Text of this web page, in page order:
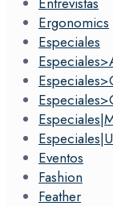
Ergonomics
Especiales
Eventos
Fashion
Feather